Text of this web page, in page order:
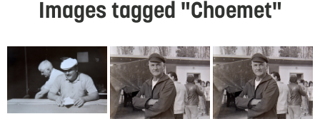
Images tagged "Choemet"